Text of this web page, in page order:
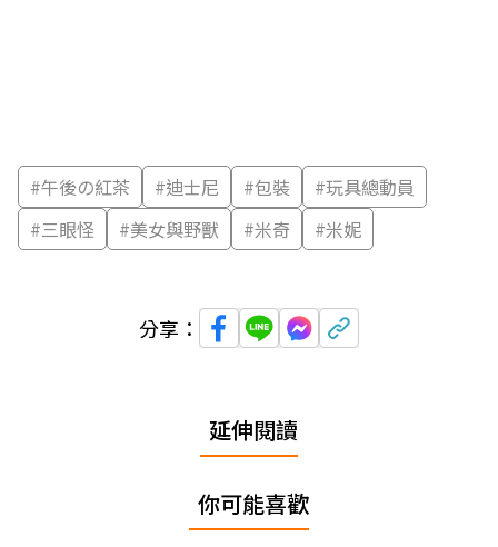
#午後の紅茶 #迪士尼 #包裝 #玩具總動員
#三眼怪 #美女與野獸 #米奇 #米妮
分享：
延伸閱讀
你可能喜歡